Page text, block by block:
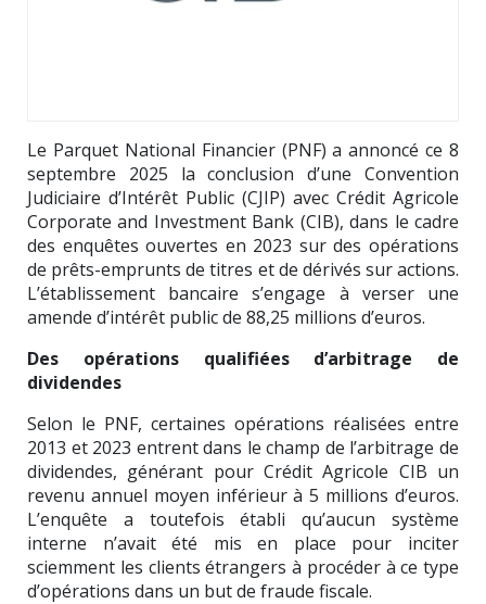
Le Parquet National Financier (PNF) a annoncé ce 8
septembre 2025 la conclusion d’une Convention
Judiciaire d’Intérêt Public (CJIP) avec Crédit Agricole
Corporate and Investment Bank (CIB), dans le cadre
des enquêtes ouvertes en 2023 sur des opérations
de prêts-emprunts de titres et de dérivés sur actions.
L’établissement bancaire s’engage à verser une
amende d’intérêt public de 88,25 millions d’euros.
Des opérations qualifiées d’arbitrage de
dividendes
Selon le PNF, certaines opérations réalisées entre
2013 et 2023 entrent dans le champ de l’arbitrage de
dividendes, générant pour Crédit Agricole CIB un
revenu annuel moyen inférieur à 5 millions d’euros.
L’enquête a toutefois établi qu’aucun système
interne n’avait été mis en place pour inciter
sciemment les clients étrangers à procéder à ce type
d’opérations dans un but de fraude fiscale.